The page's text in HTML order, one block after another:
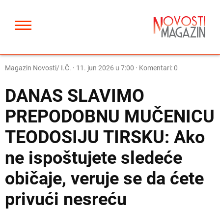
Magazin Novosti/ I.Č. · 11. jun 2026 u 7:00 · Komentari: 0
DANAS SLAVIMO
PREPODOBNU MUČENICU
TEODOSIJU TIRSKU: Ako
ne ispoštujete sledeće
običaje, veruje se da ćete
privući nesreću